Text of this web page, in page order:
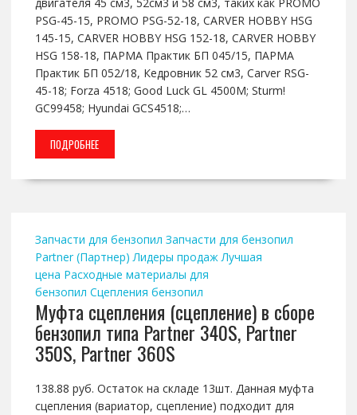
PSG-45-15, PROMO PSG-52-18, CARVER HOBBY HSG
145-15, CARVER HOBBY HSG 152-18, CARVER HOBBY
HSG 158-18, ПАРМА Практик БП 045/15, ПАРМА
Практик БП 052/18, Кедровник 52 см3, Carver RSG-
45-18; Forza 4518; Good Luck GL 4500M; Sturm!
GC99458; Hyundai GCS4518;…
ПОДРОБНЕЕ
Запчасти для бензопил Запчасти для бензопил
Partner (Партнер) Лидеры продаж Лучшая
цена Расходные материалы для
бензопил Сцепления бензопил
Муфта сцепления (сцепление) в сборе
бензопил типа Partner 340S, Partner
350S, Partner 360S
138.88 руб. Остаток на складе 13шт. Данная муфта
сцепления (вариатор, сцепление) подходит для